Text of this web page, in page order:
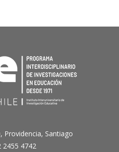
Providencia, Santiago
2455 4742